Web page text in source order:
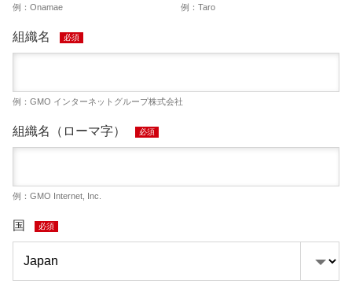
例：Onamae 例：Taro
組織名 必須
例：GMO インターネットグループ株式会社
組織名（ローマ字） 必須
例：GMO Internet, Inc.
国 必須